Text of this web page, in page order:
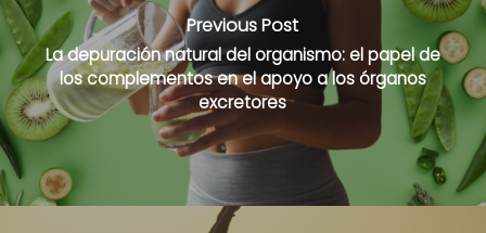
Previous Post
La depuración natural del organismo: el papel de
los complementos en el apoyo a los órganos
excretores